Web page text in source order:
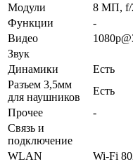
Модули
8 МП, f/
Функ­ции
-
Видео
Звук
Динамики
Есть
Разъем 3,5мм
для науш­ников
Есть
Прочее
-
Связь и
подключение
WLAN
Wi-Fi